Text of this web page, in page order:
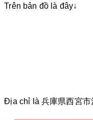
Trên bản đồ là đây↓
Địa chỉ là 兵庫県西宮市